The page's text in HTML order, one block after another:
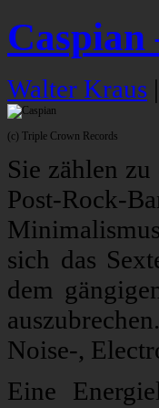
Caspian
Walter Kraus |
(c) Triple Crown Records
Sie zählen
Post-Rock-
sich das
dem
Noise-,
Eine